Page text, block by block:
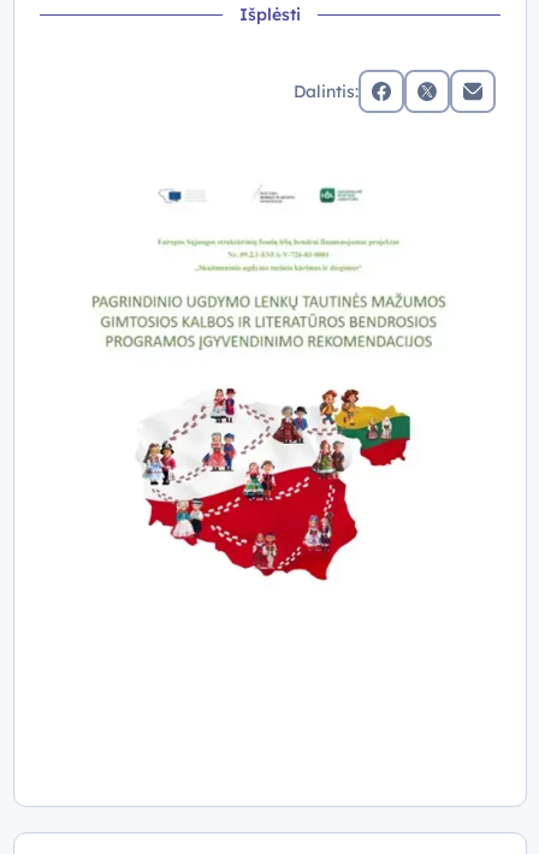
Išplėsti
Įgyvendinimo rekomendacijas rengė: Kinga Geben,
Dalintis:
facebookx (twitter)